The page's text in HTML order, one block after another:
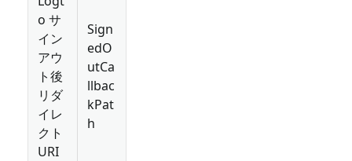
o サ
イン
アウ
ト後
リダ
イレ
クト
URI
Sign
edO
utCa
llbac
kPat
h